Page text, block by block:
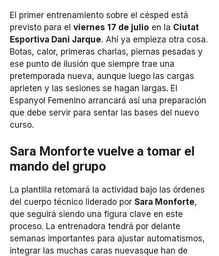
El primer entrenamiento sobre el césped está
previsto para el viernes 17 de julio en la Ciutat
Esportiva Dani Jarque. Ahí ya empieza otra cosa.
Botas, calor, primeras charlas, piernas pesadas y
ese punto de ilusión que siempre trae una
pretemporada nueva, aunque luego las cargas
aprieten y las sesiones se hagan largas. El
Espanyol Femenino arrancará así una preparación
que debe servir para sentar las bases del nuevo
curso.
Sara Monforte vuelve a tomar el
mando del grupo
La plantilla retomará la actividad bajo las órdenes
del cuerpo técnico liderado por Sara Monforte,
que seguirá siendo una figura clave en este
proceso. La entrenadora tendrá por delante
semanas importantes para ajustar automatismos,
integrar las muchas caras nuevasque han de